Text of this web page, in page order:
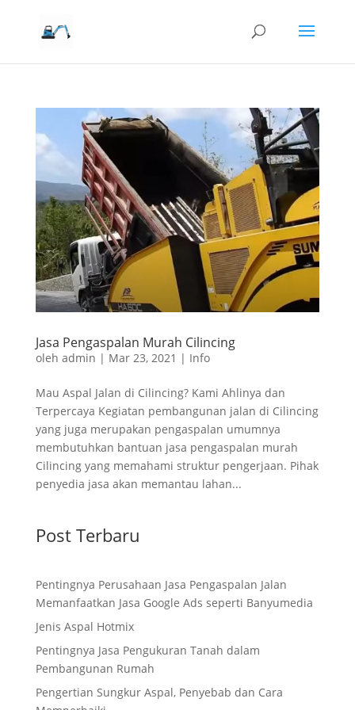
Jasa Pengaspalan Murah Cilincing
oleh admin | Mar 23, 2021 | Info
Mau Aspal Jalan di Cilincing? Kami Ahlinya dan
Terpercaya Kegiatan pembangunan jalan di Cilincing
yang juga merupakan pengaspalan umumnya
membutuhkan bantuan jasa pengaspalan murah
Cilincing yang memahami struktur pengerjaan. Pihak
penyedia jasa akan memantau lahan...
Post Terbaru
Pentingnya Perusahaan Jasa Pengaspalan Jalan
Memanfaatkan Jasa Google Ads seperti Banyumedia
Jenis Aspal Hotmix
Pentingnya Jasa Pengukuran Tanah dalam
Pembangunan Rumah
Pengertian Sungkur Aspal, Penyebab dan Cara